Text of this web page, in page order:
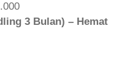
3 Bulan) – Hemat